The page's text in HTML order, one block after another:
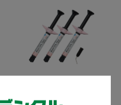
低流動タイプ/3本セット